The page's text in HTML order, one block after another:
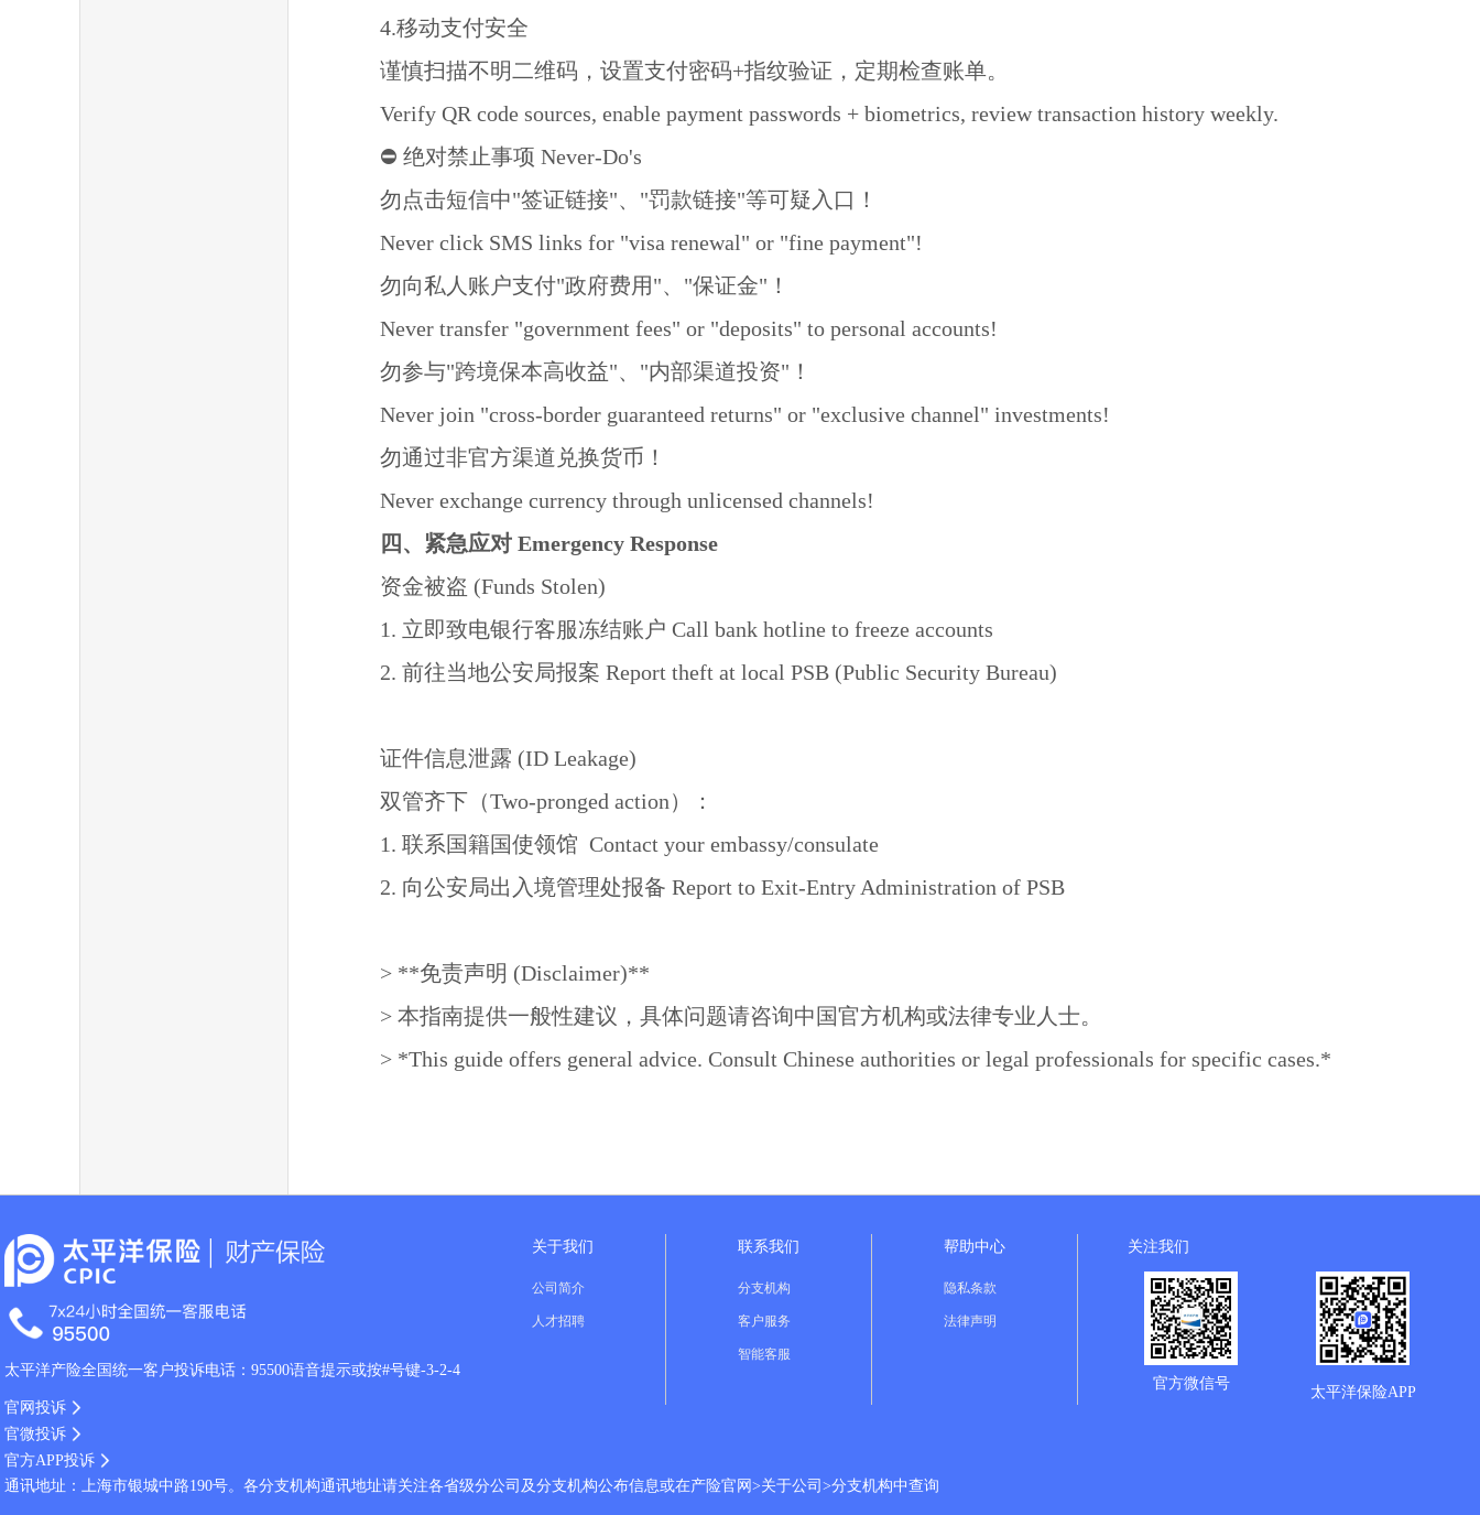
4.移动支付安全
谨慎扫描不明二维码，设置支付密码+指纹验证，定期检查账单。
Verify QR code sources, enable payment passwords + biometrics, review transaction history weekly.
⛔ 绝对禁止事项 Never-Do's
勿点击短信中"签证链接"、"罚款链接"等可疑入口！
Never click SMS links for "visa renewal" or "fine payment"!
勿向私人账户支付"政府费用"、"保证金"！
Never transfer "government fees" or "deposits" to personal accounts!
勿参与"跨境保本高收益"、"内部渠道投资"！
Never join "cross-border guaranteed returns" or "exclusive channel" investments!
勿通过非官方渠道兑换货币！
Never exchange currency through unlicensed channels!
四、紧急应对 Emergency Response
资金被盗 (Funds Stolen)
1. 立即致电银行客服冻结账户 Call bank hotline to freeze accounts
2. 前往当地公安局报案 Report theft at local PSB (Public Security Bureau)
证件信息泄露 (ID Leakage)
双管齐下（Two-pronged action）：
1. 联系国籍国使领馆 Contact your embassy/consulate
2. 向公安局出入境管理处报备 Report to Exit-Entry Administration of PSB
> **免责声明 (Disclaimer)**
> 本指南提供一般性建议，具体问题请咨询中国官方机构或法律专业人士。
> *This guide offers general advice. Consult Chinese authorities or legal professionals for specific cases.*
太平洋产险全国统一客户投诉电话：95500语音提示或按#号键-3-2-4
官网投诉
官微投诉
官方APP投诉
通讯地址：上海市银城中路190号。各分支机构通讯地址请关注各省级分公司及分支机构公布信息或在产险官网>关于公司>分支机构中查询
关于我们
公司简介
人才招聘
联系我们
分支机构
客户服务
智能客服
帮助中心
隐私条款
法律声明
关注我们
官方微信号
太平洋保险APP